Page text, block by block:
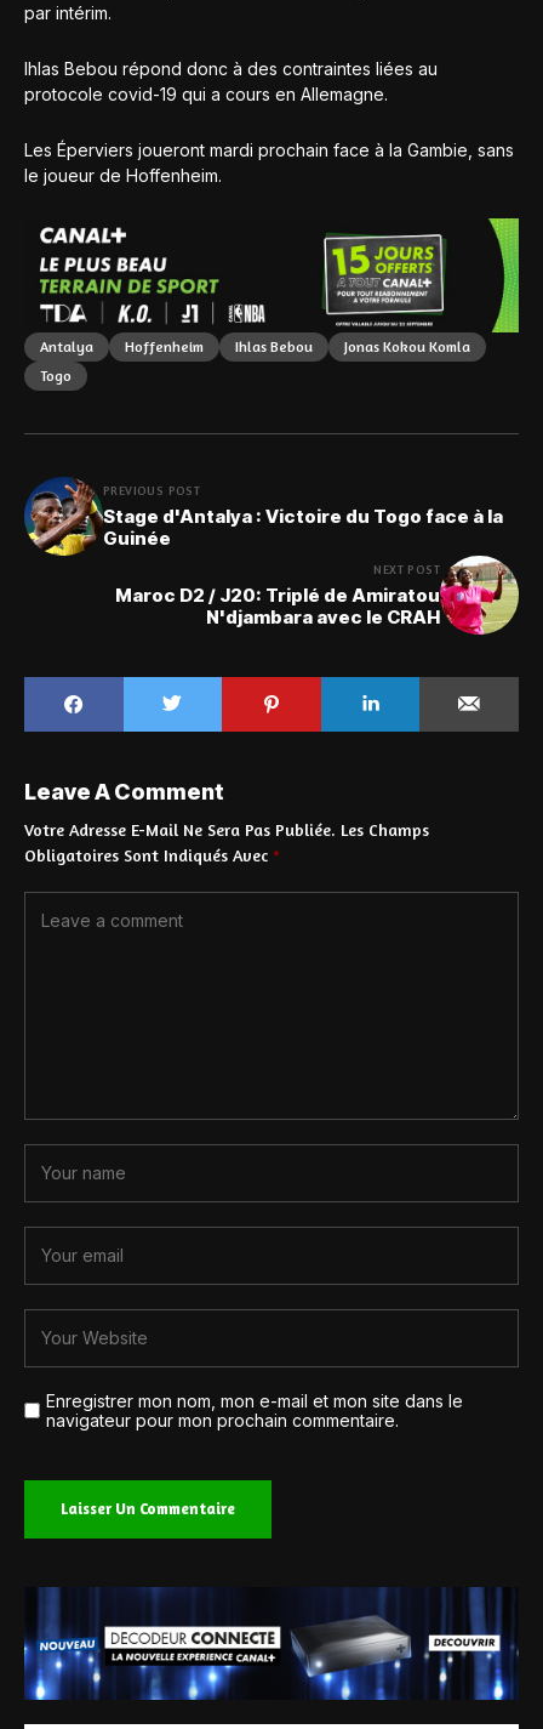
par intérim.
Ihlas Bebou répond donc à des contraintes liées au
protocole covid-19 qui a cours en Allemagne.
Les Éperviers joueront mardi prochain face à la Gambie, sans
le joueur de Hoffenheim.
Antalya Hoffenheim Ihlas Bebou
Jonas Kokou Komla
Togo
PREVIOUS POST
Stage d'Antalya : Victoire du Togo face à la
Guinée
NEXT POST
Maroc D2 / J20: Triplé de Amiratou
N'djambara avec le CRAH
Leave A Comment
Votre Adresse E-Mail Ne Sera Pas Publiée. Les Champs
Obligatoires Sont Indiqués Avec *
Enregistrer mon nom, mon e-mail et mon site dans le
navigateur pour mon prochain commentaire.